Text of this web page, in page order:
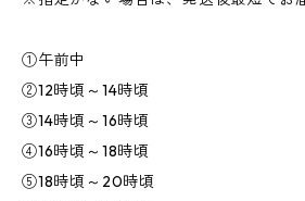
①午前中
②12時頃～14時頃
③14時頃～16時頃
④16時頃～18時頃
⑤18時頃～20時頃